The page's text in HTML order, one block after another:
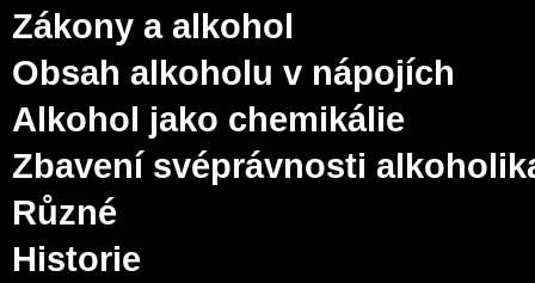
Zákony a alkohol
Obsah alkoholu v nápojích
Alkohol jako chemikálie
Zbavení svéprávnosti
Různé
Historie